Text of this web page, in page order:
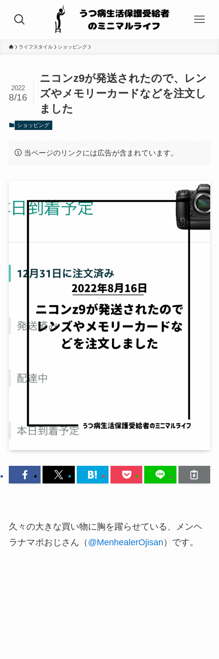
ライフスタイル ショッピング
ニコンz9が発送されたので、レン
ズやメモリーカードなどを注文し
ました
2022
8/16
ショッピング
当ページのリンクには広告が含まれています。
久々の大きな買い物に胸を躍らせている、メンヘ
ラナマポおじさん（ @MenhealerOjisan ）です。